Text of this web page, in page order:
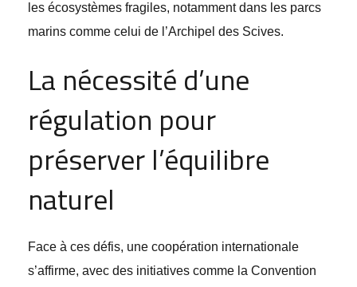
les écosystèmes fragiles, notamment dans les parcs
marins comme celui de l’Archipel des Scives.
La nécessité d’une
régulation pour
préserver l’équilibre
naturel
Face à ces défis, une coopération internationale
s’affirme, avec des initiatives comme la Convention